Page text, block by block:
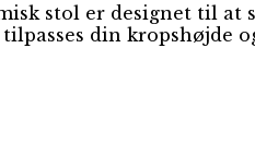
stol er designet til
din kropshøjde